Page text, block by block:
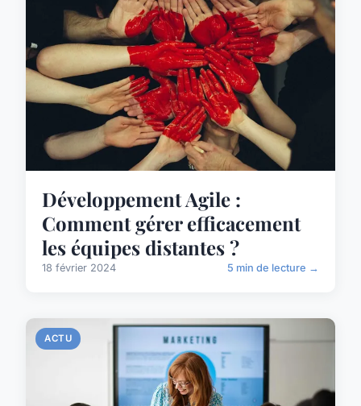
Développement Agile :
Comment gérer efficacement
les équipes distantes ?
18 février 2024 5 min de lecture →
ACTU